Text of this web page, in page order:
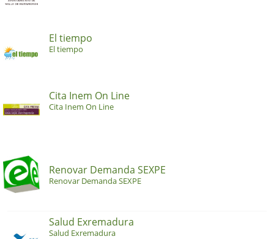
El tiempo
El tiempo
Cita Inem On Line
Cita Inem On Line
Renovar Demanda SEXPE
Renovar Demanda SEXPE
Salud Exremadura
Salud Exremadura